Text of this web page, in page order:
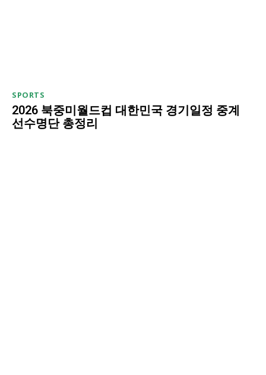
SPORTS
2026 북중미월드컵 대한민국 경기일정 중계
선수명단 총정리